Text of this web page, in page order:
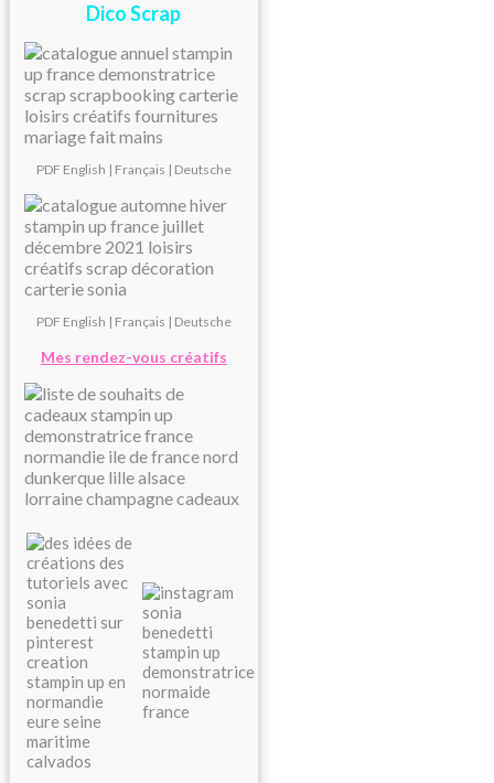
Dico Scrap
PDF English | Français | Deutsche
PDF English | Français | Deutsche
Mes rendez-vous créatifs